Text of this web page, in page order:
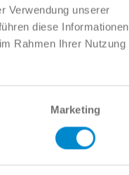
Verwendung unserer
diese Informationen
Rahmen Ihrer Nutzung
Marketing